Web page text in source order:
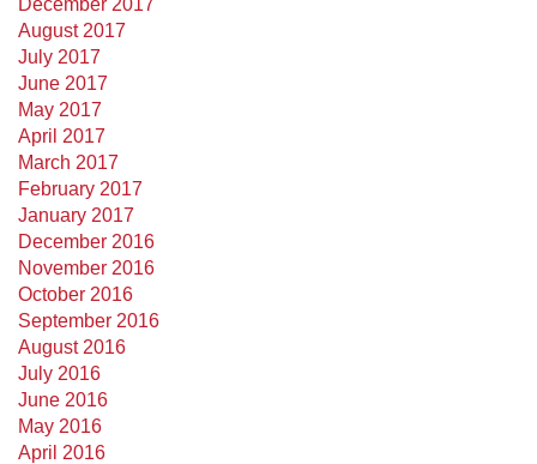
December 2017
August 2017
July 2017
June 2017
May 2017
April 2017
March 2017
February 2017
January 2017
December 2016
November 2016
October 2016
September 2016
August 2016
July 2016
June 2016
May 2016
April 2016